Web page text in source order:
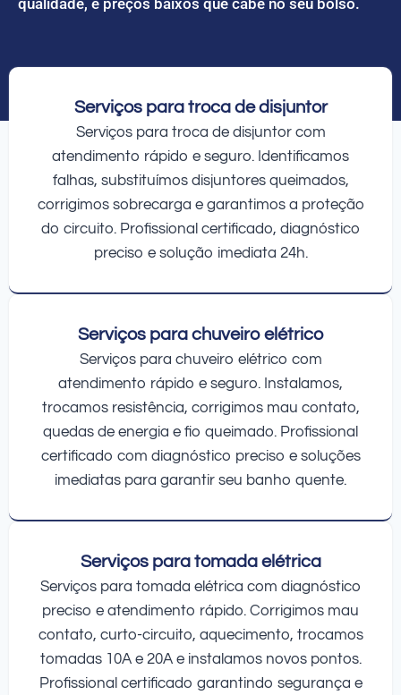
Serviços para troca de disjuntor
Serviços para troca de disjuntor com
atendimento rápido e seguro. Identificamos
falhas, substituímos disjuntores queimados,
corrigimos sobrecarga e garantimos a proteção
do circuito. Profissional certificado, diagnóstico
preciso e solução imediata 24h.
Serviços para chuveiro elétrico
Serviços para chuveiro elétrico com
atendimento rápido e seguro. Instalamos,
trocamos resistência, corrigimos mau contato,
quedas de energia e fio queimado. Profissional
certificado com diagnóstico preciso e soluções
imediatas para garantir seu banho quente.
Serviços para tomada elétrica
Serviços para tomada elétrica com diagnóstico
preciso e atendimento rápido. Corrigimos mau
contato, curto-circuito, aquecimento, trocamos
tomadas 10A e 20A e instalamos novos pontos.
Profissional certificado garantindo segurança e